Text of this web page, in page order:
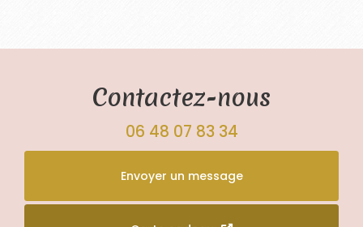
Contactez-nous
06 48 07 83 34
Envoyer un message